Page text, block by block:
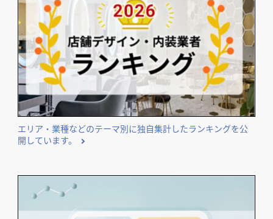
エリア・業種などのテーマ別に独自集計したランキングを公
開しています。